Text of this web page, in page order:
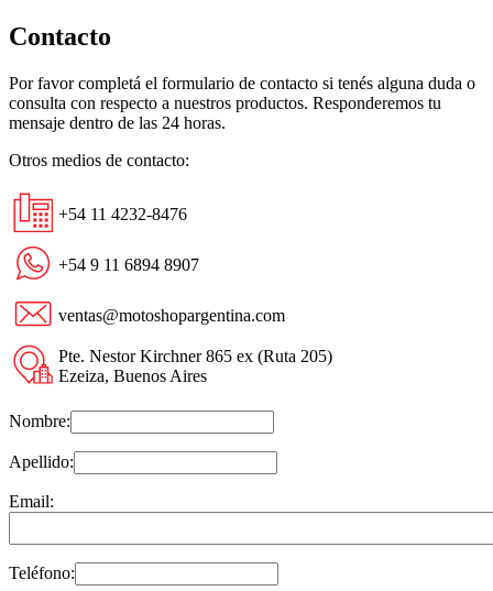
Contacto
Por favor completá el formulario de contacto si tenés alguna duda o
consulta con respecto a nuestros productos. Responderemos tu
mensaje dentro de las 24 horas.
Otros medios de contacto:
+54 11 4232-8476
+54 9 11 6894 8907
ventas@motoshopargentina.com
Pte. Nestor Kirchner 865 ex (Ruta 205)
Ezeiza, Buenos Aires
Nombre:
Apellido:
Email:
Teléfono: